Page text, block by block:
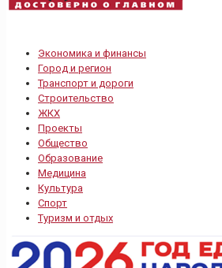
Экономика и финансы
Город и регион
Транспорт и дороги
Строительство
ЖКХ
Проекты
Общество
Образование
Медицина
Культура
Спорт
Туризм и отдых